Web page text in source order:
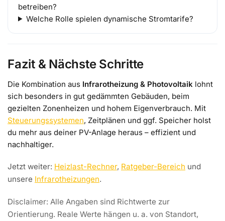
betreiben?
Welche Rolle spielen dynamische Stromtarife?
Fazit & Nächste Schritte
Die Kombination aus Infrarotheizung & Photovoltaik lohnt
sich besonders in gut gedämmten Gebäuden, beim
gezielten Zonenheizen und hohem Eigenverbrauch. Mit
Steuerungssystemen, Zeitplänen und ggf. Speicher holst
du mehr aus deiner PV-Anlage heraus – effizient und
nachhaltiger.
Jetzt weiter: Heizlast-Rechner, Ratgeber-Bereich und
unsere Infrarotheizungen.
Disclaimer: Alle Angaben sind Richtwerte zur
Orientierung. Reale Werte hängen u. a. von Standort,